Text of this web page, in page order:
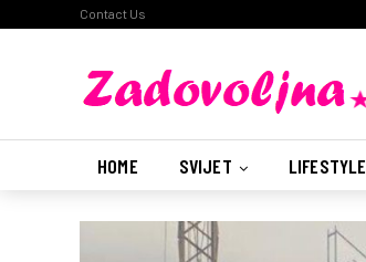
Contact Us
HOME SVIJET LIFESTYLE